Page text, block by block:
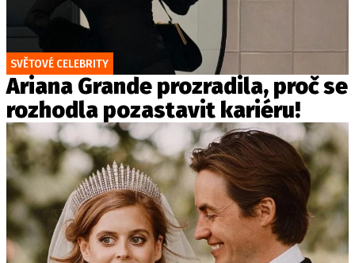
SVĚTOVÉ CELEBRITY
Ariana Grande prozradila, proč se
rozhodla pozastavit kariéru!